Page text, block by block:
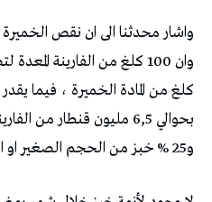
واشار محدثنا الى ان نقص الخميرة في
كلغ من المادة الخميرة ، فيما
و25 % خبز من الحجم الصغير او الباقات .